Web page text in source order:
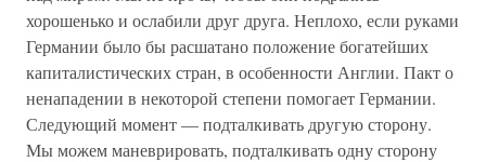
хорошенько и ослабили друг друга. Неплохо, если руками
Германии было бы расшатано положение богатейших
капиталистических стран, в особенности Англии. Пакт о
ненападении в некоторой степени помогает Германии.
Следующий момент — подталкивать другую сторону.
Мы можем маневрировать, подталкивать одну сторону